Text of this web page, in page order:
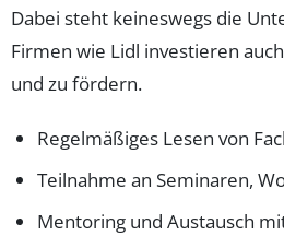
Dabei steht keineswegs die
Firmen wie Lidl investieren
und zu fördern.
Regelmäßiges Lesen von
Teilnahme an Seminaren,
Mentoring und Austausch